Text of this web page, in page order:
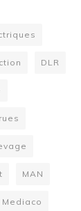
DLR
MAN
Mediaco